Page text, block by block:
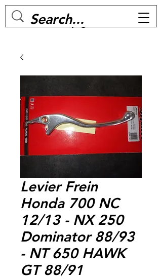
MC BIKE Perpignan
Levier Frein
Honda 700 NC
12/13 - NX 250
Dominator 88/93
- NT 650 HAWK
GT 88/91